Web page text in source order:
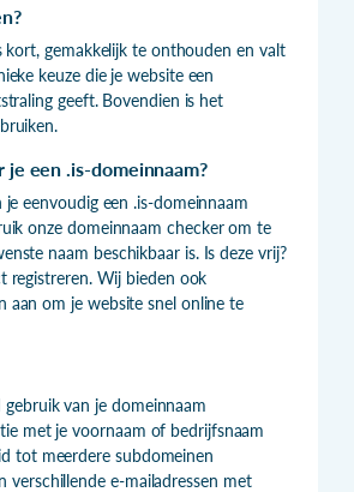
kort, gemakkelijk te onthouden en valt
keuze die je website een
geeft. Bovendien is het
je een .is-domeinnaam?
eenvoudig een .is-domeinnaam
onze domeinnaam checker om te
naam beschikbaar is. Is deze vrij?
registreren. Wij bieden ook
aan om je website snel online te
van je domeinnaam
met je voornaam of bedrijfsnaam
tot meerdere subdomeinen
verschillende e-mailadressen met